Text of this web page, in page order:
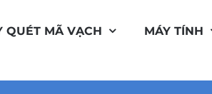
QUÉT MÃ VẠCH MÁY TÍNH